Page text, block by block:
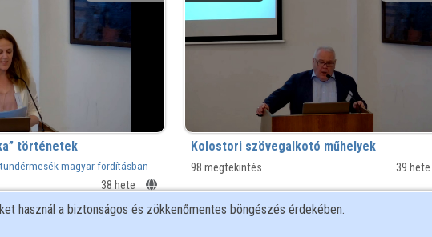
történetek
magyar fordításban
38 hete
Kolostori szövegalkotó műhelyek
98 megtekintés 39 hete
használ a biztonságos és zökkenőmentes böngészés érdekében.